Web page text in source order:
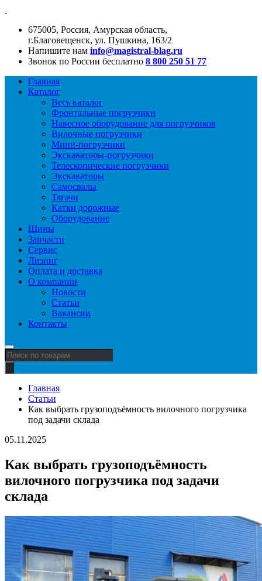
675005, Россия, Амурская область,
г.Благовещенск, ул. Пушкина, 163/2
Напишите нам info@magistral-blag.ru
Звонок по России бесплатно 8 800 250 51 77
Главная
Каталог
Весь каталог
Фронтальные погрузчики
Навесное оборудование для погрузчиков
Вилочные погрузчики
Мини-погрузчики
Экскаваторы-погрузчики
Телескопические погрузчики
Экскаваторы
Самосвалы
Тягачи
Катки дорожные
Оборудование
Шины
Запчасти
Сервис
Лизинг
Оплата и доставка
О компании
Новости
Статьи
Вакансии
Контакты
Поиск
товаров
Главная
Статьи
Как выбрать грузоподъёмность вилочного погрузчика
под задачи склада
05.11.2025
Как выбрать грузоподъёмность
вилочного погрузчика под задачи
склада